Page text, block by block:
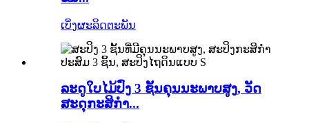
ເບິ່ງຜະລິດຕະພັນ
ລະດູໃບໄມ້ປົ່ງ 3 ຊັ້ນຄຸນນະພາບສູງ, ວັດ
ສະດຸກະສິກຳ...